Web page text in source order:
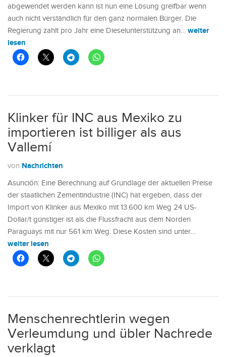
abgewendet werden kann ist nun eine Lösung greifbar wenn
auch nicht verständlich für den ganz normalen Bürger. Die
Regierung zahlt pro Jahr eine Dieselunterstützung an… weiter
lesen
Klinker für INC aus Mexiko zu
importieren ist billiger als aus
Vallemí
von Nachrichten
Asunción: Eine Berechnung auf Grundlage der aktuellen Preise
der staatlichen Zementindustrie (INC) hat ergeben, dass der
Import von Klinker aus Mexiko mit 13.600 km Weg 24 US-
Dollar/t günstiger ist als die Flussfracht aus dem Norden
Paraguays mit nur 561 km Weg. Diese Kosten sind unter…
weiter lesen
Menschenrechtlerin wegen
Verleumdung und übler Nachrede
verklagt